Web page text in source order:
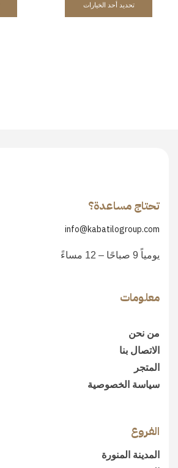
تحديد أحد الخيارات
تحتاج مساعدة؟
info@kabatilogroup.com
يومياً 9 صباحًا – 12 مساءً
معلومات
من نحن
الاتصال بنا
المتجر
سياسة الخصوصية
الفروع
المدينة المنورة